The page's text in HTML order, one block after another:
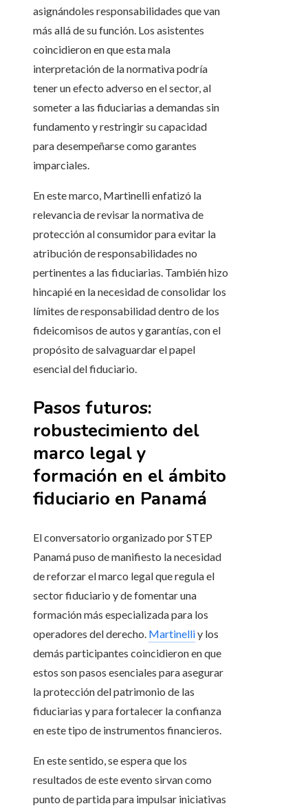
asignándoles responsabilidades que van
más allá de su función. Los asistentes
coincidieron en que esta mala
interpretación de la normativa podría
tener un efecto adverso en el sector, al
someter a las fiduciarias a demandas sin
fundamento y restringir su capacidad
para desempeñarse como garantes
imparciales.
En este marco, Martinelli enfatizó la
relevancia de revisar la normativa de
protección al consumidor para evitar la
atribución de responsabilidades no
pertinentes a las fiduciarias. También hizo
hincapié en la necesidad de consolidar los
límites de responsabilidad dentro de los
fideicomisos de autos y garantías, con el
propósito de salvaguardar el papel
esencial del fiduciario.
Pasos futuros:
robustecimiento del
marco legal y
formación en el ámbito
fiduciario en Panamá
El conversatorio organizado por STEP
Panamá puso de manifiesto la necesidad
de reforzar el marco legal que regula el
sector fiduciario y de fomentar una
formación más especializada para los
operadores del derecho. Martinelliy los
demás participantes coincidieron en que
estos son pasos esenciales para asegurar
la protección del patrimonio de las
fiduciarias y para fortalecer la confianza
en este tipo de instrumentos financieros.
En este sentido, se espera que los
resultados de este evento sirvan como
punto de partida para impulsar iniciativas